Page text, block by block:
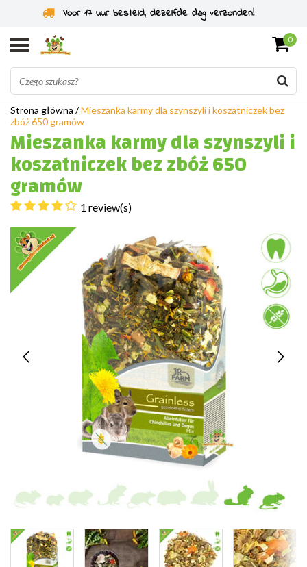
Specjaliści od gryzoni od 2011 roku
0
Strona główna /Mieszanka karmy dla szynszyli i koszatniczek bez
zbóż 650 gramów
Mieszanka karmy dla szynszyli i
koszatniczek bez zbóż 650
gramów
1 review(s)